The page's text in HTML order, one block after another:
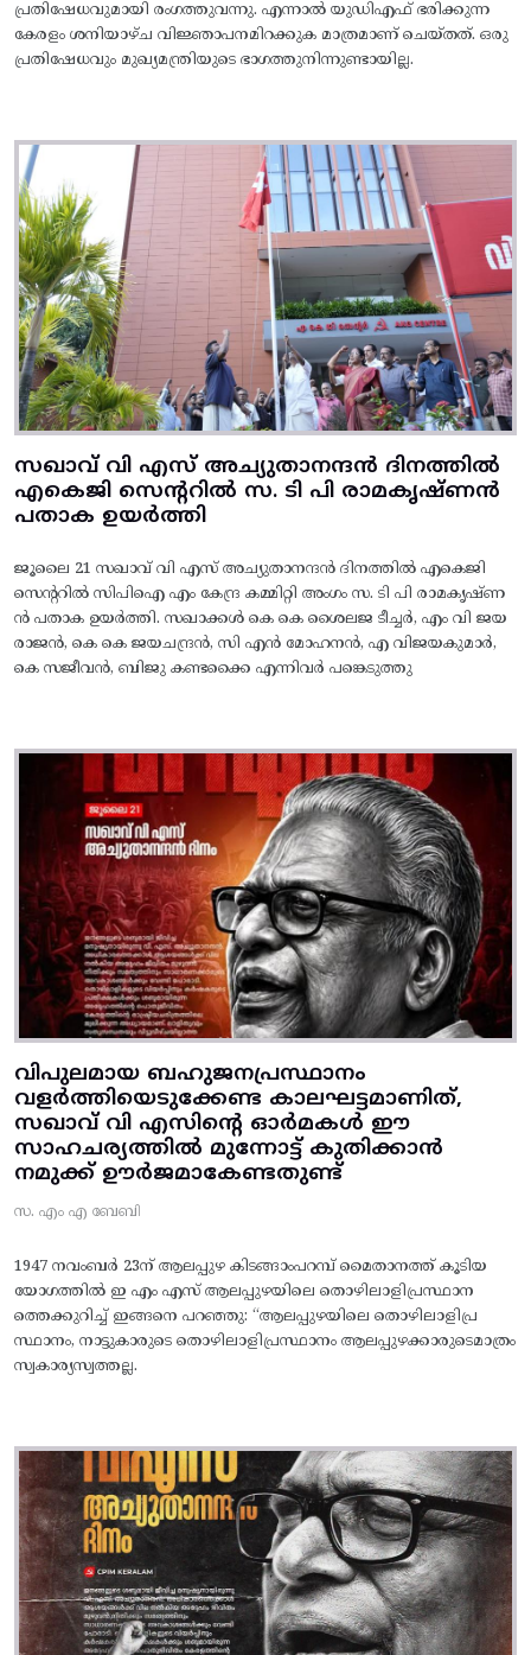
പ്രതിഷേധവുമായി രംഗത്തുവന്നു. എന്നാൽ യുഡിഎഫ് ഭരിക്കുന്ന
കേരളം ശനിയാഴ്ച വിജ്ഞാപനമിറക്കുക മാത്രമാണ് ചെയ്തത്. ഒരു
പ്രതിഷേധവും മുഖ്യമന്ത്രിയുടെ ഭാഗത്തുനിന്നുണ്ടായില്ല.
സഖാവ് വി എസ് അച്യുതാനന്ദൻ ദിനത്തിൽ
എകെജി സെന്ററിൽ സ. ടി പി രാമകൃഷ്‌ണൻ
പതാക ഉയർത്തി
ജൂലൈ 21 സഖാവ് വി എസ് അച്യുതാനന്ദൻ ദിനത്തിൽ എകെജി
സെന്ററിൽ സിപിഐ എം കേന്ദ്ര കമ്മിറ്റി അംഗം സ. ടി പി രാമകൃഷ്‌ണ
ൻ പതാക ഉയർത്തി. സഖാക്കൾ കെ കെ ശൈലജ ടീച്ചർ, എം വി ജയ
രാജൻ, കെ കെ ജയചന്ദ്രൻ, സി എൻ മോഹനൻ, എ വിജയകുമാർ,
കെ സജീവൻ, ബിജു കണ്ടക്കൈ എന്നിവർ പങ്കെടുത്തു
വിപുലമായ ബഹുജനപ്രസ്ഥാനം
വളർത്തിയെടുക്കേണ്ട കാലഘട്ടമാണിത്,
സഖാവ് വി എസിന്റെ ഓർമകൾ ഈ
സാഹചര്യത്തിൽ മുന്നോട്ട്‌ കുതിക്കാൻ
നമുക്ക് ഊർജമാകേണ്ടതുണ്ട്
സ. എം എ ബേബി
1947 നവംബർ 23ന് ആലപ്പുഴ കിടങ്ങാംപറമ്പ്‌ മൈതാനത്ത്‌ കൂടിയ
യോഗത്തിൽ ഇ എം എസ് ആലപ്പുഴയിലെ തൊഴിലാളിപ്രസ്ഥാന
ത്തെക്കുറിച്ച് ഇങ്ങനെ പറഞ്ഞു: “ആലപ്പുഴയിലെ തൊഴിലാളിപ്ര
സ്ഥാനം, നാട്ടുകാരുടെ തൊഴിലാളിപ്രസ്ഥാനം ആലപ്പുഴക്കാരുടെമാത്രം
സ്വകാര്യസ്വത്തല്ല.